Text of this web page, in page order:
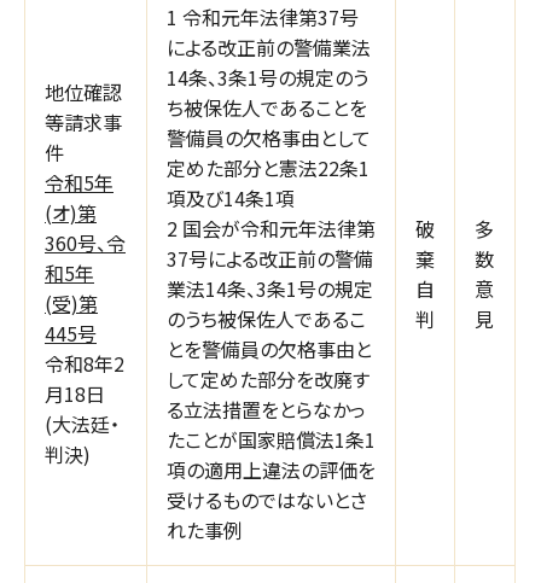
地位確認
等請求事
件
令和5年
(オ)第
360号、令
和5年
(受)第
445号
令和8年2
月18日
(大法廷・
判決)
1 令和元年法律第37号
による改正前の警備業法
14条、3条1号の規定のう
ち被保佐人であることを
警備員の欠格事由として
定めた部分と憲法22条1
項及び14条1項
2 国会が令和元年法律第
37号による改正前の警備
業法14条、3条1号の規定
のうち被保佐人であるこ
とを警備員の欠格事由と
して定めた部分を改廃す
る立法措置をとらなかっ
たことが国家賠償法1条1
項の適用上違法の評価を
受けるものではないとさ
れた事例
破
棄
自
判
多
数
意
見